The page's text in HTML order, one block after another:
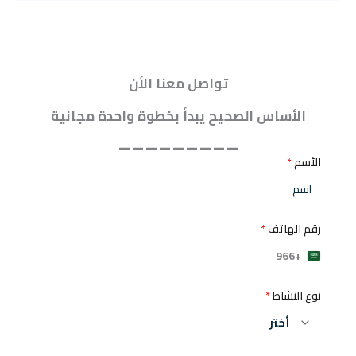
تواصل معنا الأن
الأساس الصحيح يبدأ بخطوة واحدة مجانية
_________
الأسم*
رقم الهاتف*
S
a
+966
نوع النشاط*